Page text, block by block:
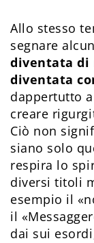
Allo stesso
segnare
diventata di
diventata
dappertutto
creare
Ciò non
siano solo
respira lo
diversi titoli
esempio il
il
dai sui